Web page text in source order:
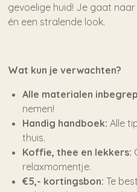
gevoelige huid! Je gaat
én een stralende look.
Wat kun je verwachten?
Alle materialen
nemen!
Handig handboek: Alle
thuis.
Koffie, thee en lekkers:
relaxmomentje.
€5,- kortingsbon: Te